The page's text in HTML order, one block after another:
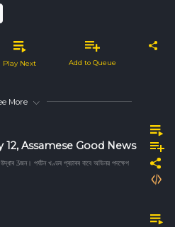
Play Next Add to Queue
More
12, Assamese Good News
3জন। পৰ্যটন খণ্ডৰ প্ৰচাৰৰ বাবে অভিনৱ পদক্ষেপ